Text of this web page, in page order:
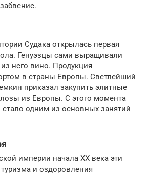
Судака открылась первая
Генуэзцы сами выращивали
него вино. Продукция
в страны Европы. Светлейший
приказал закупить элитные
из Европы. С этого момента
одним из основных занятий
империи начала XX века эти
и оздоровления